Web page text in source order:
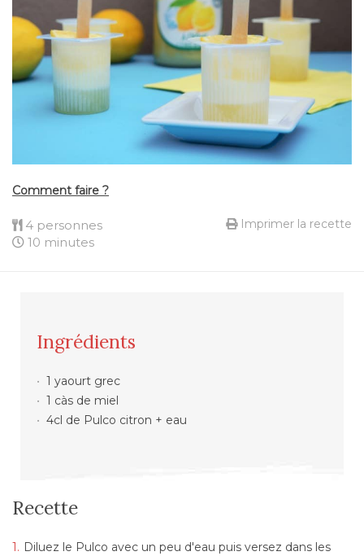
Comment faire ?
4 personnes
10 minutes
Imprimer la recette
Ingrédients
1 yaourt grec
1 càs de miel
4cl de Pulco citron + eau
Recette
Diluez le Pulco avec un peu d'eau puis versez dans les